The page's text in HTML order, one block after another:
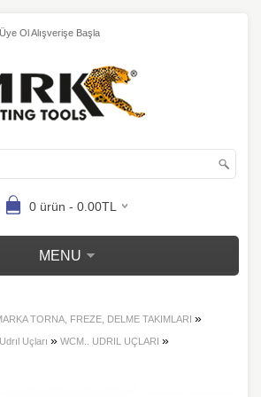
Üye Ol Alışverişe Başla
0 ürün - 0.00TL
MENU
TORNA, FREZE, DELME TAKIMLARI »
Uçları » WCM.. UDRIL UÇLARI »